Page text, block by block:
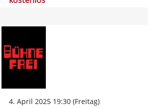
4. April 2025 19:30 (Freitag)